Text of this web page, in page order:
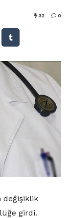
32 0
değişiklik
girdi.